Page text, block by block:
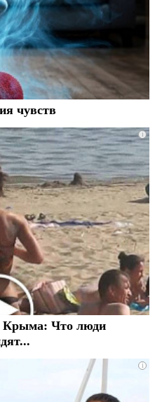
чувств
i
Крыма: Что люди
i